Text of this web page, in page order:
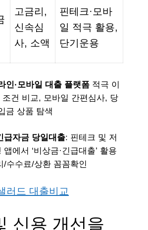
고금리,
신속심
사, 소액
핀테크·모바
일 적극 활용,
단기운용
인·모바일 대출 플랫폼적극 이
조건 비교, 모바일 간편심사, 당
금 상품 탐색
급자금 당일대출: 핀테크 및 저
앱에서 ‘비상금·긴급대출’ 활용
/수수료/상환 꼼꼼확인
러드 대출비교
신용 개선을